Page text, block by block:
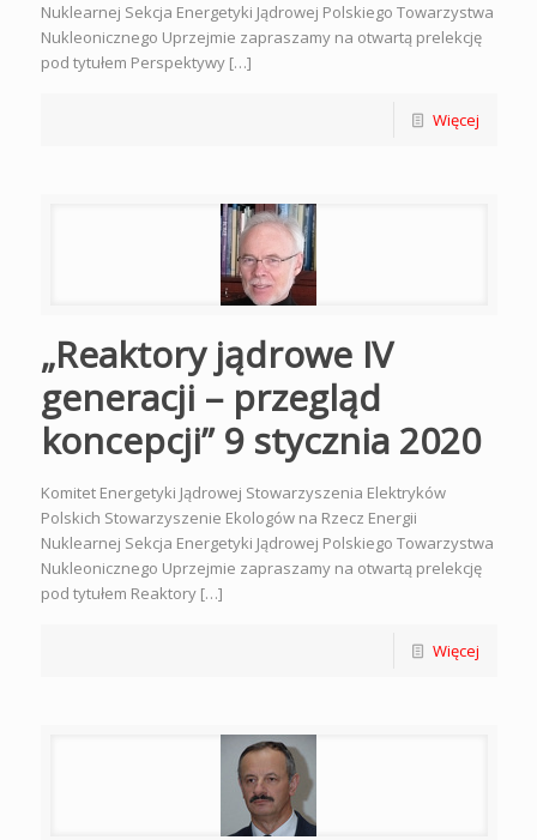
Nuklearnej Sekcja Energetyki Jądrowej Polskiego Towarzystwa
Nukleonicznego Uprzejmie zapraszamy na otwartą prelekcję
pod tytułem Perspektywy […]
Więcej
„Reaktory jądrowe IV
generacji – przegląd
koncepcji” 9 stycznia 2020
Komitet Energetyki Jądrowej Stowarzyszenia Elektryków
Polskich Stowarzyszenie Ekologów na Rzecz Energii
Nuklearnej Sekcja Energetyki Jądrowej Polskiego Towarzystwa
Nukleonicznego Uprzejmie zapraszamy na otwartą prelekcję
pod tytułem Reaktory […]
Więcej